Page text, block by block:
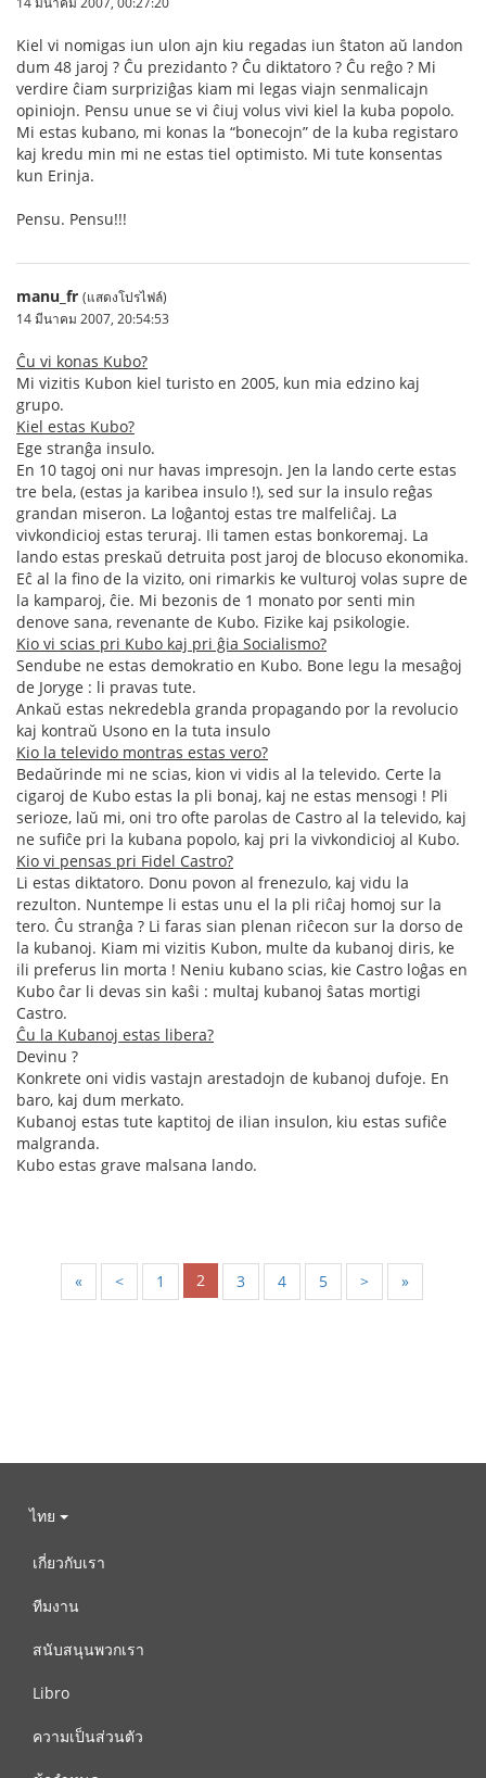
Kiel vi nomigas iun ulon ajn kiu regadas iun ŝtaton aŭ landon
dum 48 jaroj ? Ĉu prezidanto ? Ĉu diktatoro ? Ĉu reĝo ? Mi
verdire ĉiam surpriziĝas kiam mi legas viajn senmalicajn
opiniojn. Pensu unue se vi ĉiuj volus vivi kiel la kuba popolo.
Mi estas kubano, mi konas la “bonecojn” de la kuba registaro
kaj kredu min mi ne estas tiel optimisto. Mi tute konsentas
kun Erinja.
Pensu. Pensu!!!
manu_fr (แสดงโปรไฟล์)
14 มีนาคม 2007, 20:54:53
Ĉu vi konas Kubo?
Mi vizitis Kubon kiel turisto en 2005, kun mia edzino kaj
grupo.
Kiel estas Kubo?
Ege stranĝa insulo.
En 10 tagoj oni nur havas impresojn. Jen la lando certe estas
tre bela, (estas ja karibea insulo !), sed sur la insulo reĝas
grandan miseron. La loĝantoj estas tre malfeliĉaj. La
vivkondicioj estas teruraj. Ili tamen estas bonkoremaj. La
lando estas preskaŭ detruita post jaroj de blocuso ekonomika.
Eĉ al la fino de la vizito, oni rimarkis ke vulturoj volas supre de
la kamparoj, ĉie. Mi bezonis de 1 monato por senti min
denove sana, revenante de Kubo. Fizike kaj psikologie.
Kio vi scias pri Kubo kaj pri ĝia Socialismo?
Sendube ne estas demokratio en Kubo. Bone legu la mesaĝoj
de Joryge : li pravas tute.
Ankaŭ estas nekredebla granda propagando por la revolucio
kaj kontraŭ Usono en la tuta insulo
Kio la televido montras estas vero?
Bedaŭrinde mi ne scias, kion vi vidis al la televido. Certe la
cigaroj de Kubo estas la pli bonaj, kaj ne estas mensogi ! Pli
serioze, laŭ mi, oni tro ofte parolas de Castro al la televido, kaj
ne sufiĉe pri la kubana popolo, kaj pri la vivkondicioj al Kubo.
Kio vi pensas pri Fidel Castro?
Li estas diktatoro. Donu povon al frenezulo, kaj vidu la
rezulton. Nuntempe li estas unu el la pli riĉaj homoj sur la
tero. Ĉu stranĝa ? Li faras sian plenan riĉecon sur la dorso de
la kubanoj. Kiam mi vizitis Kubon, multe da kubanoj diris, ke
ili preferus lin morta ! Neniu kubano scias, kie Castro loĝas en
Kubo ĉar li devas sin kaŝi : multaj kubanoj ŝatas mortigi
Castro.
Ĉu la Kubanoj estas libera?
Devinu ?
Konkrete oni vidis vastajn arestadojn de kubanoj dufoje. En
baro, kaj dum merkato.
Kubanoj estas tute kaptitoj de ilian insulon, kiu estas sufiĉe
malgranda.
Kubo estas grave malsana lando.
« < 1 2 3 4 5 > »
ไทย
เกี่ยวกับเรา
ทีมงาน
สนับสนุนพวกเรา
Libro
ความเป็นส่วนตัว